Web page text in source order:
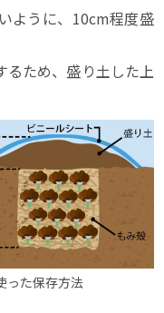
ように、10cm程度盛
るため、盛り土した上
った保存方法